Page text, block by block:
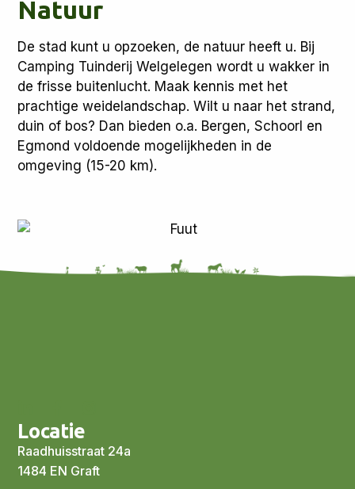
Natuur
De stad kunt u opzoeken, de natuur heeft u. Bij
Camping Tuinderij Welgelegen wordt u wakker in
de frisse buitenlucht. Maak kennis met het
prachtige weidelandschap. Wilt u naar het strand,
duin of bos? Dan bieden o.a. Bergen, Schoorl en
Egmond voldoende mogelijkheden in de
omgeving (15-20 km).
Locatie
Raadhuisstraat 24a
1484 EN Graft